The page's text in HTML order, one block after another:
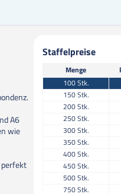
A6
wie
perfekt
Staffelpreise
Menge
100Stk.
150Stk.
200Stk.
250Stk.
300Stk.
350Stk.
400Stk.
450Stk.
500Stk.
750Stk.